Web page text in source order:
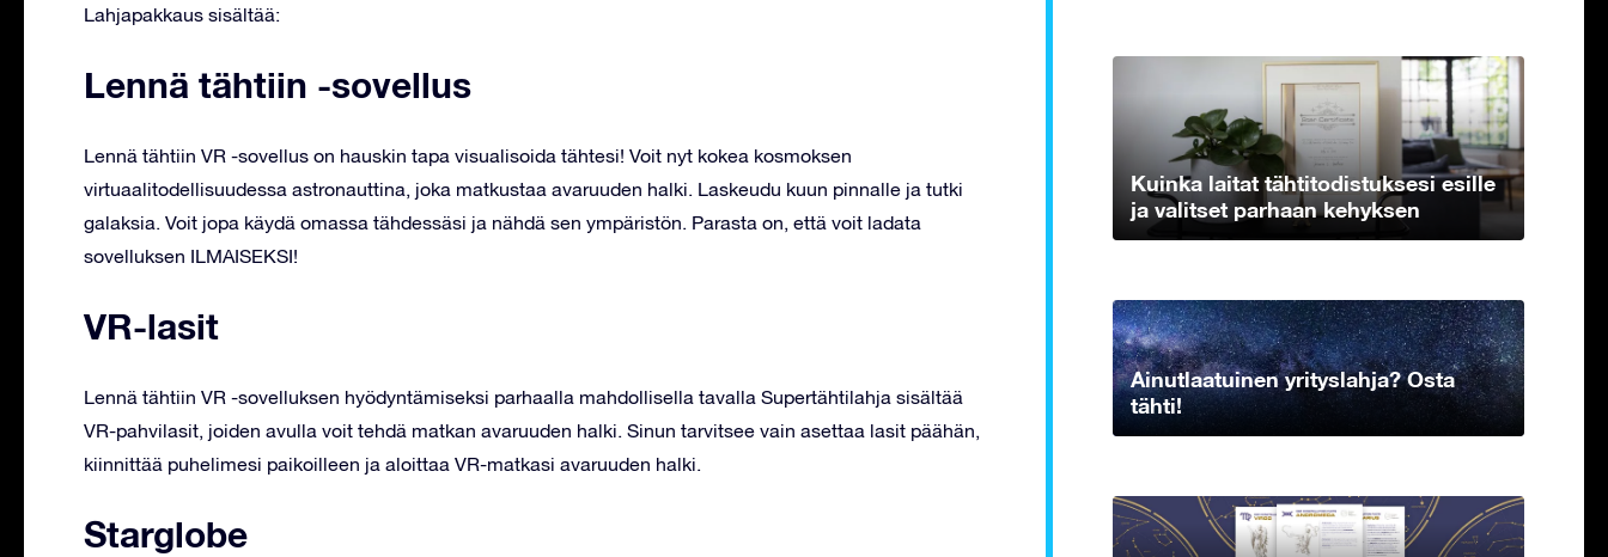
Lahjapakkaus sisältää:
Lennä tähtiin -sovellus
Lennä tähtiin VR -sovellus on hauskin tapa visualisoida tähtesi! Voit nyt kokea kosmoksen
virtuaalitodellisuudessa astronauttina, joka matkustaa avaruuden halki. Laskeudu kuun pinnalle ja tutki
galaksia. Voit jopa käydä omassa tähdessäsi ja nähdä sen ympäristön. Parasta on, että voit ladata
sovelluksen ILMAISEKSI!
VR-lasit
Lennä tähtiin VR -sovelluksen hyödyntämiseksi parhaalla mahdollisella tavalla Supertähtilahja sisältää
VR-pahvilasit, joiden avulla voit tehdä matkan avaruuden halki. Sinun tarvitsee vain asettaa lasit päähän,
kiinnittää puhelimesi paikoilleen ja aloittaa VR-matkasi avaruuden halki.
Starglobe
Kuinka laitat tähtitodistuksesi esille
ja valitset parhaan kehyksen
Ainutlaatuinen yrityslahja? Osta
tähti!